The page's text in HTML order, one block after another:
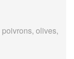
olives,